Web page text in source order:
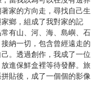
家的方向走，尋找自己生
鄉，組成了我對家的記
有山、河、海、島嶼、石
納一切，包含曾經遠走的
。透過創作，我成了一位
進保鮮盒裡等待發酵。旅
貼後，成了一個個的影像